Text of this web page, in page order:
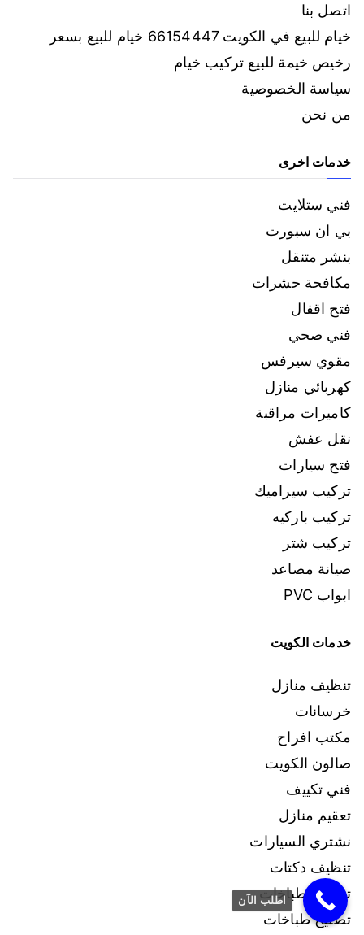
اتصل بنا
خيام للبيع في الكويت 66154447 خيام للبيع بسعر
رخيص خيمة للبيع تركيب خيام
سياسة الخصوصية
من نحن
خدمات اخرى
فني ستلايت
بي ان سبورت
بنشر متنقل
مكافحة حشرات
فتح اقفال
فني صحي
مقوي سيرفس
كهربائي منازل
كاميرات مراقبة
نقل عفش
فتح سيارات
تركيب سيراميك
تركيب باركيه
تركيب شتر
صيانة مصاعد
ابواب PVC
خدمات الكويت
تنظيف منازل
خرسانات
مكتب افراح
صالون الكويت
فني تكييف
تعقيم منازل
نشتري السيارات
تنظيف دكتات
تنظيف طباخات
تصليح طباخات
اطلب الآن